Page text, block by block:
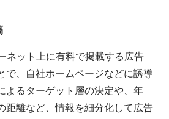
ネット上に有料で掲載する広告
で、自社ホームページなどに誘導
よるターゲット層の決定や、年
距離など、情報を細分化して広告